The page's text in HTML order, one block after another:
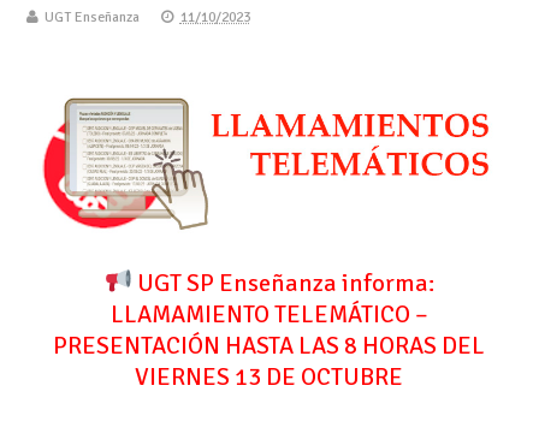
UGT Enseñanza 11/10/2023
UGT SP Enseñanza informa:
LLAMAMIENTO TELEMÁTICO –
PRESENTACIÓN HASTA LAS 8 HORAS DEL
VIERNES 13 DE OCTUBRE